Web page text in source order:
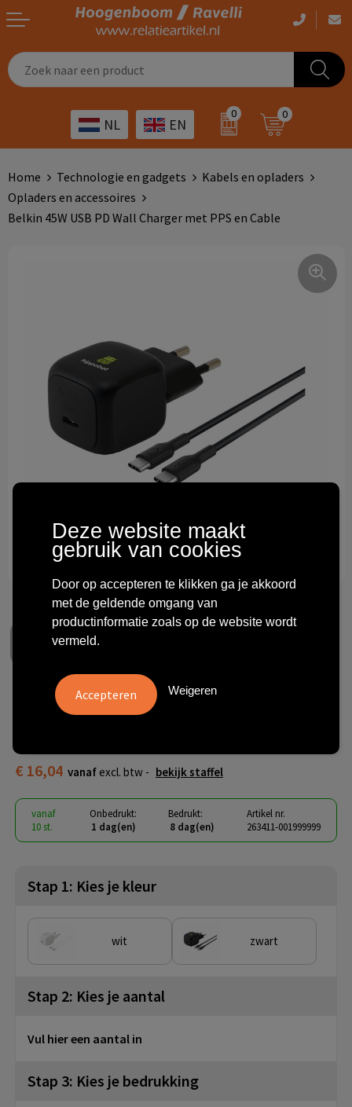
NL EN
0 0
Giveaways
Outdoor
Home & living
Technologie & gadgets
Themageschenken
Overig
Werkkleding
Sportkleding
Overig
Outdoor artikelen bedrukken
Giveaways bedrukken
Transport
Horeca
ICT
Home Technologie en gadgets
Kabels en opladers
Opladers en accessoires
Belkin 45W USB PD Wall Charger met PPS en Cable
Belkin 45W USB PD Wall
€ 16,04 vanaf excl. btw - bekijk staffel
vanaf
10 st.
Onbedrukt:
1 dag(en)
Bedrukt:
8 dag(en)
Artikel nr.
263411-001999999
Stap 1: Kies je kleur
wit zwart
Stap 2: Kies je aantal
Vul hier een aantal in
Stap 3: Kies je bedrukking
Deze website maakt
gebruik van cookies
Door op accepteren te klikken ga je akkoord
met de geldende omgang van
productinformatie zoals op de website wordt
vermeld.
Weigeren